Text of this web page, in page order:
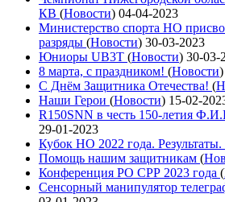
КВ (Новости) 04-04-2023
Министерство спорта НО
разряды (Новости) 30-03-2023
Юниоры UB3T (Новости) 30-03-
8 марта, с праздником! (Новости)
С Днём Защитника Отечества! (
Наши Герои (Новости) 15-02-
R150SNN в честь 150-летия
29-01-2023
Кубок НО 2022 года. Результаты.
Помощь нашим защитникам (
Конференция РО СРР 2023 года (
Сенсорный манипулятор